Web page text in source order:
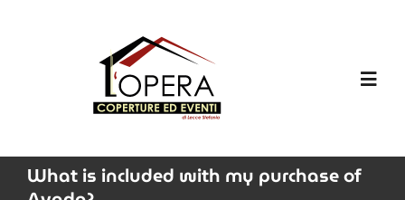
HOME
What is included with my purchase of